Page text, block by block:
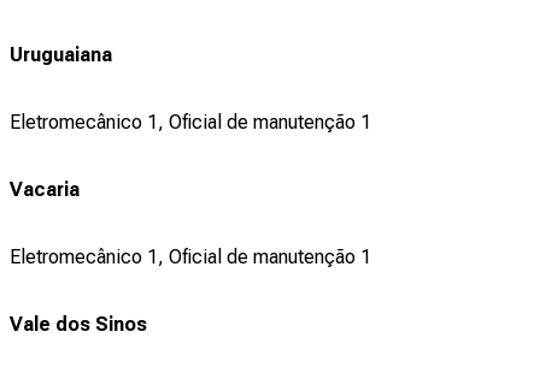
Uruguaiana
Eletromecânico 1, Oficial de manutenção 1
Vacaria
Eletromecânico 1, Oficial de manutenção 1
Vale dos Sinos